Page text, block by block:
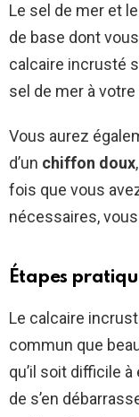
Le sel de mer et
de base dont
calcaire incrusté
sel de mer à
Vous aurez
d’un chiffon doux
fois que vous
nécessaires,
Étapes
Le calcaire
commun que
qu’il soit difficile
de s’en